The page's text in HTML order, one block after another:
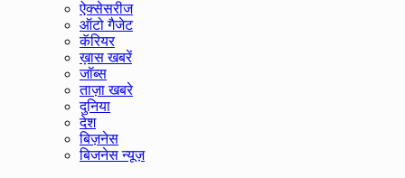
ऐक्सेसरीज
ऑटो गैजेट
कॅरियर
ख़ास खबरें
जॉब्स
ताज़ा खबरे
दुनिया
देश
बिज़नेस
बिजनेस न्यूज़